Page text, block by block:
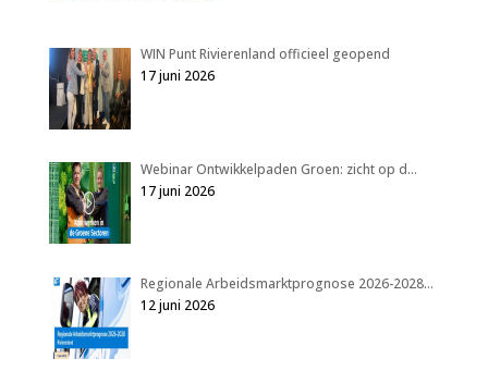
WIN Punt Rivierenland officieel geopend
17 juni 2026
Webinar Ontwikkelpaden Groen: zicht op d…
17 juni 2026
Regionale Arbeidsmarktprognose 2026-2028…
12 juni 2026